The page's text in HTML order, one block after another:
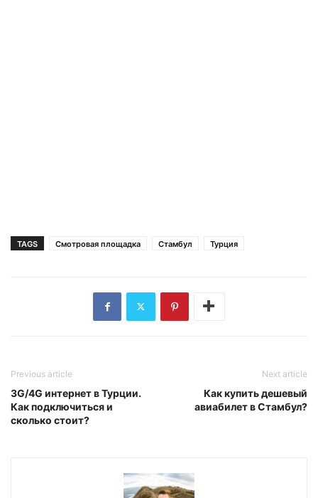
TAGS Смотровая площадка Стамбул Турция
Previous article
3G/4G интернет в Турции.
Как подключиться и
сколько стоит?
Next article
Как купить дешевый
авиабилет в Стамбул?